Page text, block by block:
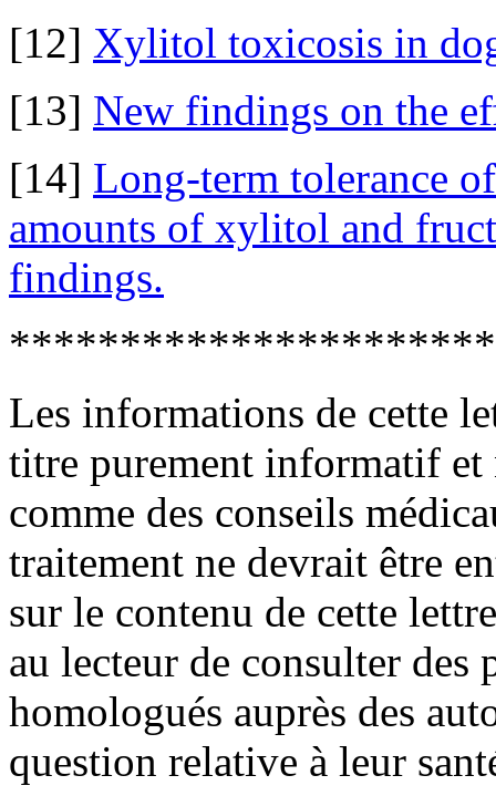
[12] Xylitol toxicosis in
[13] New findings on the
[14] Long-term tolerance
amounts of xylitol and
findings.
Les informations de cette
titre purement informatif et
comme des conseils
traitement ne devrait être
sur le contenu de cette
au lecteur de consulter des
homologués auprès des
question relative à leur